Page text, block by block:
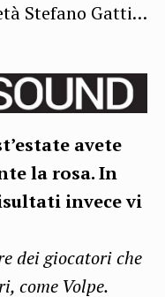
Stefano Gatti…
avete
la rosa. In
invece vi
dei giocatori che
come Volpe.